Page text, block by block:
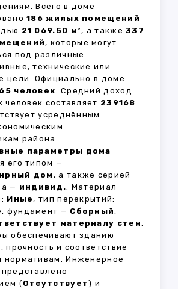
Всего в доме
186 жилых помещений
21 069.50 м², а также337
, которые могут
под различные
технические или
цели. Официально в доме
человек. Средний доход
человек составляет 239168
усреднённым
района.
параметры дома
его типом —
дом , а также серией
— индивид.. Материал
Иные, тип перекрытий:
, фундамент — Сборный,
материалу стен.
обеспечивают зданию
прочность и соответствие
нормативам. Инженерное
(Отсутствует) и